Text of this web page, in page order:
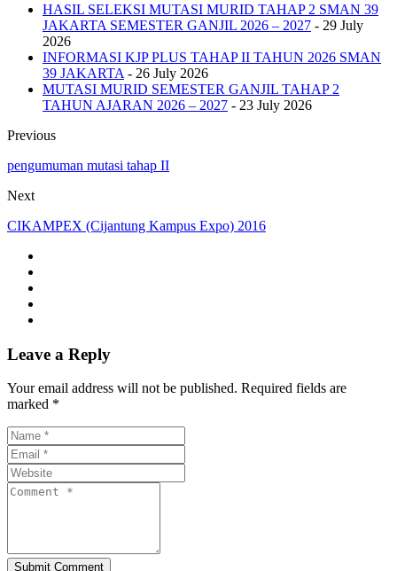
HASIL SELEKSI MUTASI MURID TAHAP 2 SMAN 39
JAKARTA SEMESTER GANJIL 2026 – 2027 - 29 July
2026
INFORMASI KJP PLUS TAHAP II TAHUN 2026 SMAN
39 JAKARTA - 26 July 2026
MUTASI MURID SEMESTER GANJIL TAHAP 2
TAHUN AJARAN 2026 – 2027 - 23 July 2026
Previous
pengumuman mutasi tahap II
Next
CIKAMPEX (Cijantung Kampus Expo) 2016
Leave a Reply
Your email address will not be published. Required fields are
marked *